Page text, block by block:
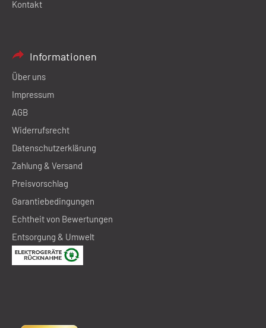
Kontakt
Informationen
Über uns
Impressum
AGB
Widerrufsrecht
Datenschutzerklärung
Zahlung & Versand
Preisvorschlag
Garantiebedingungen
Echtheit von Bewertungen
Entsorgung & Umwelt